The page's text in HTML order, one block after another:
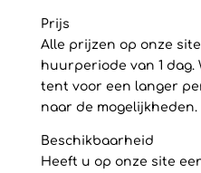
Prijs
Alle prijzen op onze
huurperiode van 1 dag.
tent voor een langer
naar de mogelijkheden.
Beschikbaarheid
Heeft u op onze site